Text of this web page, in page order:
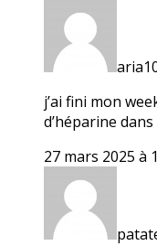
j’ai fini mon
d’héparine
27 mars 2025 à